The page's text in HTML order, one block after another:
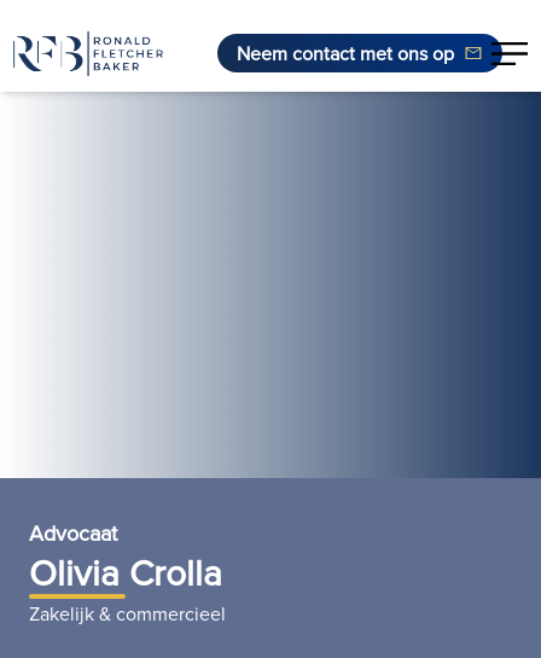
Neem contact met ons op
Advocaat
Olivia Crolla
Zakelijk & commercieel